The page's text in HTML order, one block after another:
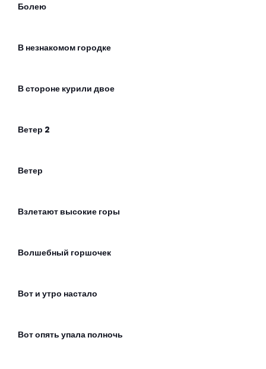
Болею
В незнакомом городке
В стороне курили двое
Ветер 2
Ветер
Взлетают высокие горы
Волшебный горшочек
Вот и утро настало
Вот опять упала полночь